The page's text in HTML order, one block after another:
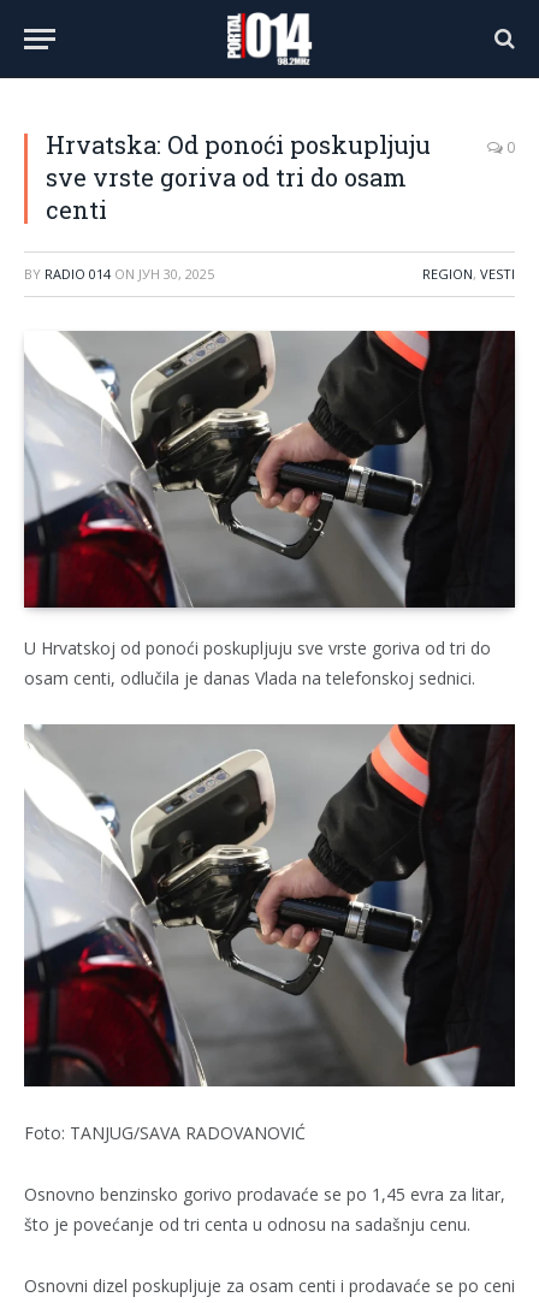
Hrvatska: Od ponoći poskupljuju
sve vrste goriva od tri do osam
centi
0
BY RADIO 014 ON ЈУН 30, 2025 REGION, VESTI
U Hrvatskoj od ponoći poskupljuju sve vrste goriva od tri do
osam centi, odlučila je danas Vlada na telefonskoj sednici.
Foto: TANJUG/SAVA RADOVANOVIĆ
Osnovno benzinsko gorivo prodavaće se po 1,45 evra za litar,
što je povećanje od tri centa u odnosu na sadašnju cenu.
Osnovni dizel poskupljuje za osam centi i prodavaće se po ceni